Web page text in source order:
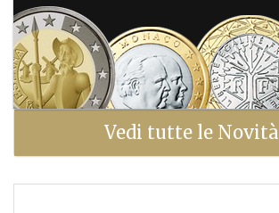
Vedi tutte le Novità